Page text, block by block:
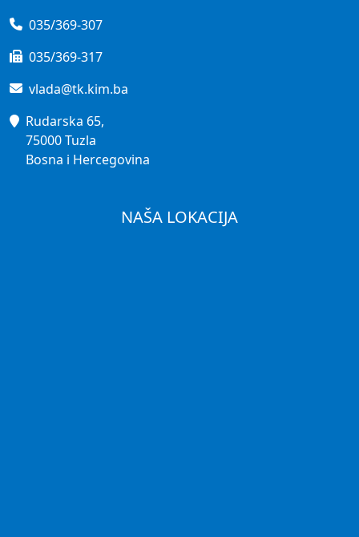
035/369-307
035/369-317
vlada@tk.kim.ba
Rudarska 65,
75000 Tuzla
Bosna i Hercegovina
NAŠA LOKACIJA